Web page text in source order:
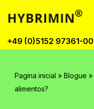
para
+49 (0)5152 97361-00
Pagina inicial » Blogue »
alimentos?